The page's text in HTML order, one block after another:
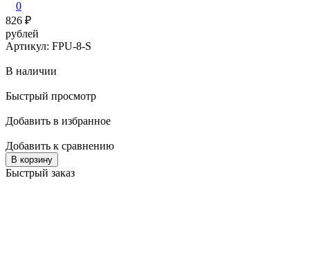
0
826 ₽
рублей
Артикул: FPU-8-S
В наличии
Быстрый просмотр
Добавить в избранное
Добавить к сравнению
В корзину
Быстрый заказ